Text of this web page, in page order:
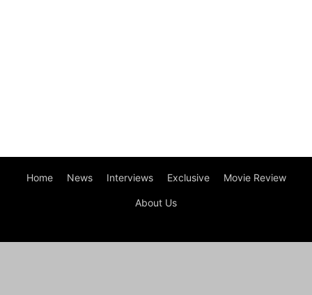
Home News Interviews Exclusive Movie Review
About Us